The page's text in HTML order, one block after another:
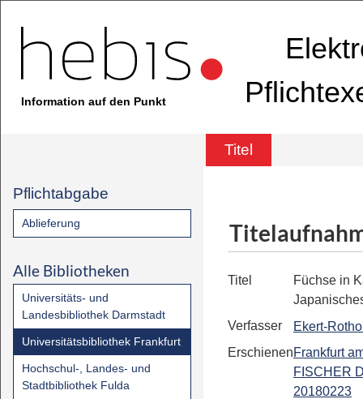
Information auf den Punkt
Titel
Pflichtabgabe
Ablieferung
Alle Bibliotheken
Universitäts- und
Landesbibliothek Darmstadt
Universitätsbibliothek Frankfurt
Hochschul-, Landes- und
Stadtbibliothek Fulda
Titel
Füchse in
Verfasser
Ekert-
ErschienenFrankfurt
FISCHER
20180223